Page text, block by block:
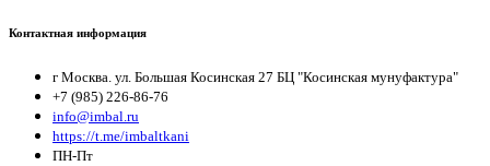
Контактная информация
г Москва. ул. Большая Косинская 27 БЦ "Косинская мунуфактура"
+7 (985) 226-86-76
info@imbal.ru
https://t.me/imbaltkani
ПН-Пт